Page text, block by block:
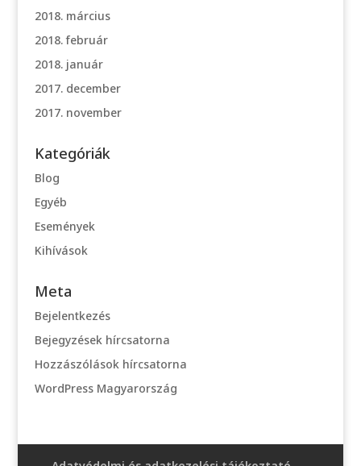
2018. március
2018. február
2018. január
2017. december
2017. november
Kategóriák
Blog
Egyéb
Események
Kihívások
Meta
Bejelentkezés
Bejegyzések hírcsatorna
Hozzászólások hírcsatorna
WordPress Magyarország